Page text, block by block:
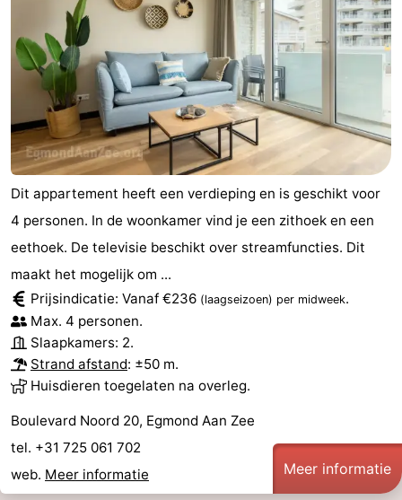
Dit appartement heeft een verdieping en is geschikt voor
4 personen. In de woonkamer vind je een zithoek en een
eethoek. De televisie beschikt over streamfuncties. Dit
maakt het mogelijk om ...
Prijsindicatie: Vanaf €236 (laagseizoen) per midweek.
Max. 4 personen.
Slaapkamers: 2.
Strand afstand: ±50 m.
Huisdieren toegelaten na overleg.
Boulevard Noord 20, Egmond Aan Zee
tel. +31 725 061 702
web. Meer informatie Meer informatie